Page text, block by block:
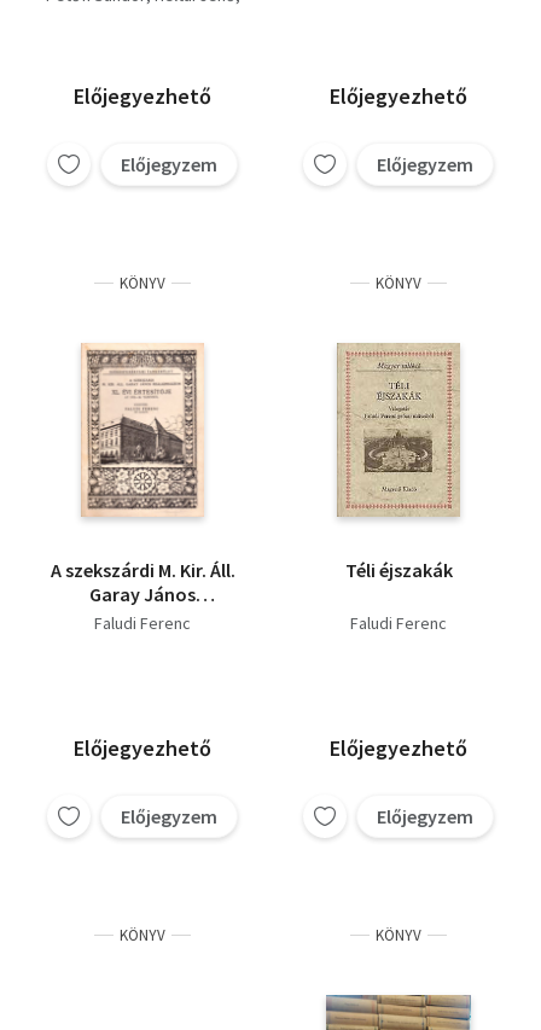
Faludi Ferenc
Előjegyezhető
Előjegyzem
Előjegyezhető
Előjegyzem
KÖNYV
A szekszárdi M. Kir. Áll.
Garay János
reálgimnázium XL. évi
Faludi Ferenc
Előjegyezhető
Előjegyzem
KÖNYV
Téli éjszakák
Faludi Ferenc
Előjegyezhető
Előjegyzem
KÖNYV KÖNYV